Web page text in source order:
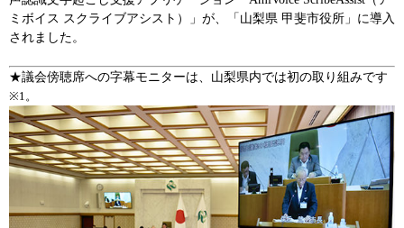
ミボイス スクライブアシスト）」が、「山梨県 甲斐市役所」に導入
されました。
★議会傍聴席への字幕モニターは、山梨県内では初の取り組みです
※1。